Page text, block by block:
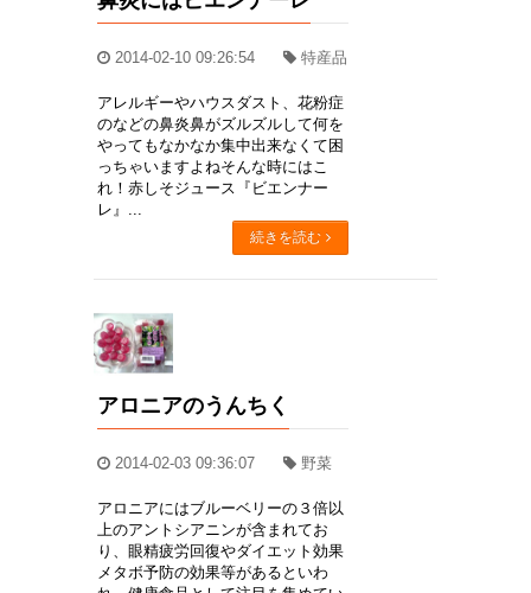
2014-02-10 09:26:54 特産品
アレルギーやハウスダスト、花粉症
のなどの鼻炎鼻がズルズルして何を
やってもなかなか集中出来なくて困
っちゃいますよねそんな時にはこ
れ！赤しそジュース『ビエンナー
レ』...
続きを読む
アロニアのうんちく
2014-02-03 09:36:07 野菜
アロニアにはブルーベリーの３倍以
上のアントシアニンが含まれてお
り、眼精疲労回復やダイエット効果
メタボ予防の効果等があるといわ